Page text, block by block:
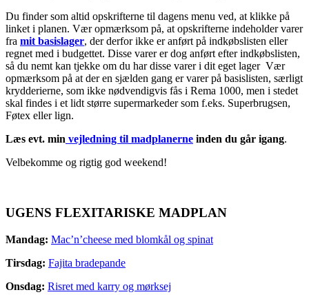
Du finder som altid opskrifterne til dagens menu ved, at klikke på
linket i planen. Vær opmærksom på, at opskrifterne indeholder varer
fra mit basislager, der derfor ikke er anført på indkøbslisten eller
regnet med i budgettet. Disse varer er dog anført efter indkøbslisten,
så du nemt kan tjekke om du har disse varer i dit eget lager Vær
opmærksom på at der en sjælden gang er varer på basislisten, særligt
krydderierne, som ikke nødvendigvis fås i Rema 1000, men i stedet
skal findes i et lidt større supermarkeder som f.eks. Superbrugsen,
Føtex eller lign.
Læs evt. min vejledning til madplanerne inden du går igang.
Velbekomme og rigtig god weekend!
UGENS FLEXITARISKE MADPLAN
Mandag: Mac’n’cheese med blomkål og spinat
Tirsdag: Fajita bradepande
Onsdag: Risret med karry og mørksej